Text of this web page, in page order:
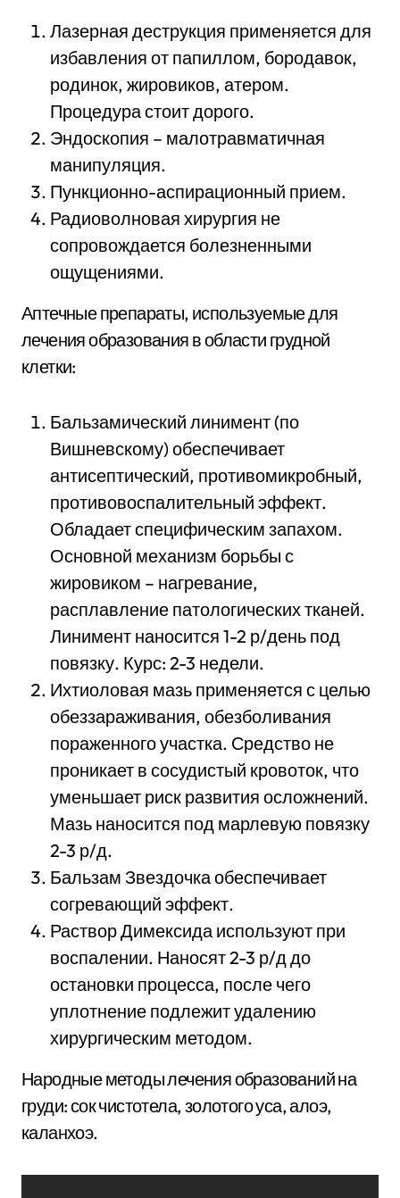
Лазерная деструкция применяется для
избавления от папиллом, бородавок,
родинок, жировиков, атером.
Процедура стоит дорого.
Эндоскопия – малотравматичная
манипуляция.
Пункционно-аспирационный прием.
Радиоволновая хирургия не
сопровождается болезненными
ощущениями.
Аптечные препараты, используемые для
лечения образования в области грудной
клетки:
Бальзамический линимент (по
Вишневскому) обеспечивает
антисептический, противомикробный,
противовоспалительный эффект.
Обладает специфическим запахом.
Основной механизм борьбы с
жировиком – нагревание,
расплавление патологических тканей.
Линимент наносится 1-2 р/день под
повязку. Курс: 2-3 недели.
Ихтиоловая мазь применяется с целью
обеззараживания, обезболивания
пораженного участка. Средство не
проникает в сосудистый кровоток, что
уменьшает риск развития осложнений.
Мазь наносится под марлевую повязку
2-3 р/д.
Бальзам Звездочка обеспечивает
согревающий эффект.
Раствор Димексида используют при
воспалении. Наносят 2-3 р/д до
остановки процесса, после чего
уплотнение подлежит удалению
хирургическим методом.
Народные методы лечения образований на
груди: сок чистотела, золотого уса, алоэ,
каланхоэ.